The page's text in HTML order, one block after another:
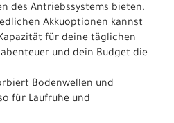
des Antriebssystems bieten.
Akkuoptionen kannst
für deine täglichen
und dein Budget die
Bodenwellen und
für Laufruhe und